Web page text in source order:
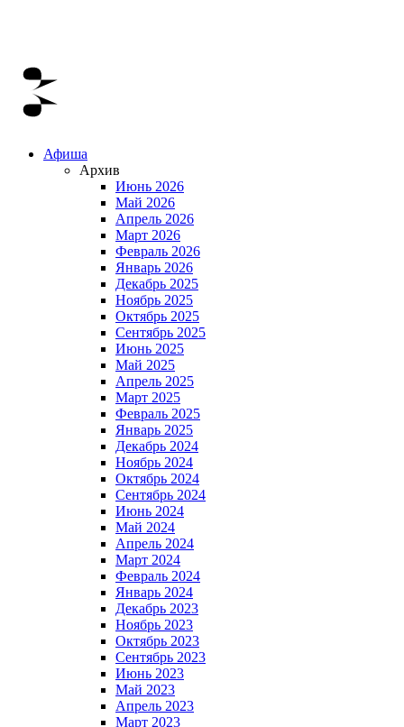
Афиша
Архив
Июнь 2026
Май 2026
Апрель 2026
Март 2026
Февраль 2026
Январь 2026
Декабрь 2025
Ноябрь 2025
Октябрь 2025
Сентябрь 2025
Июнь 2025
Май 2025
Апрель 2025
Март 2025
Февраль 2025
Январь 2025
Декабрь 2024
Ноябрь 2024
Октябрь 2024
Сентябрь 2024
Июнь 2024
Май 2024
Апрель 2024
Март 2024
Февраль 2024
Январь 2024
Декабрь 2023
Ноябрь 2023
Октябрь 2023
Сентябрь 2023
Июнь 2023
Май 2023
Апрель 2023
Март 2023